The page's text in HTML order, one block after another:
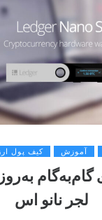
آموزش کیف پول
گام‌به‌گام
لجر نانو اس